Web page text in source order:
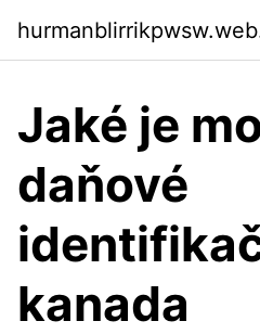
Jaké je
daňové
kanada